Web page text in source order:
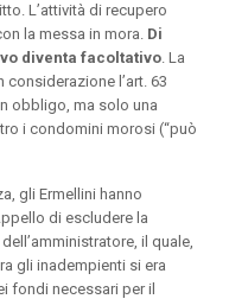
L’attività di recupero
la messa in mora. Di
diventa facoltativo. La
l’art. 63
obbligo, ma solo una
i condomini morosi (“può
gli Ermellini hanno
di escludere la
il quale,
gli inadempienti si era
fondi necessari per il